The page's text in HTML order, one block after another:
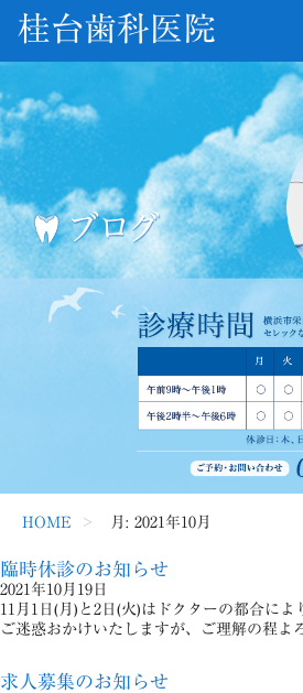
桂台歯科医院
HOME 月: 2021年10月
臨時休診のお知らせ
2021年10月19日
11月1日(月)と2日(火)はドクターの都合によ
ご迷惑おかけいたしますが、ご理解の程よ
求人募集のお知らせ